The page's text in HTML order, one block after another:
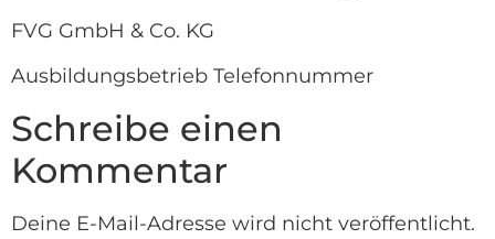
FVG GmbH & Co. KG
Ausbildungsbetrieb Telefonnummer
Schreibe einen
Kommentar
Deine E-Mail-Adresse wird nicht veröffentlicht.